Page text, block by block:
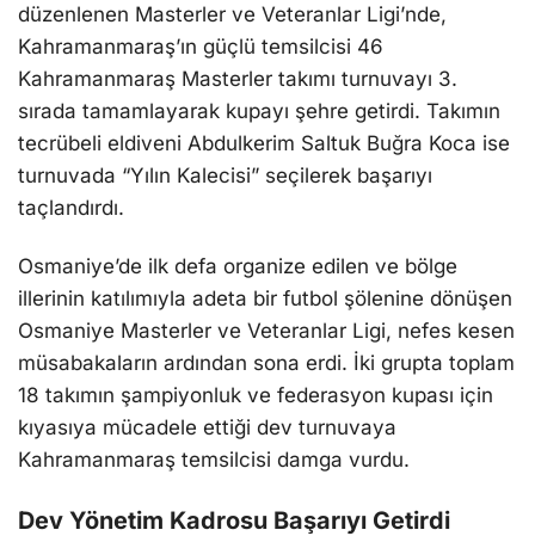
düzenlenen Masterler ve Veteranlar Ligi’nde,
Kahramanmaraş’ın güçlü temsilcisi 46
Kahramanmaraş Masterler takımı turnuvayı 3.
sırada tamamlayarak kupayı şehre getirdi. Takımın
tecrübeli eldiveni Abdulkerim Saltuk Buğra Koca ise
turnuvada “Yılın Kalecisi” seçilerek başarıyı
taçlandırdı.
Osmaniye’de ilk defa organize edilen ve bölge
illerinin katılımıyla adeta bir futbol şölenine dönüşen
Osmaniye Masterler ve Veteranlar Ligi, nefes kesen
müsabakaların ardından sona erdi. İki grupta toplam
18 takımın şampiyonluk ve federasyon kupası için
kıyasıya mücadele ettiği dev turnuvaya
Kahramanmaraş temsilcisi damga vurdu.
Dev Yönetim Kadrosu Başarıyı Getirdi